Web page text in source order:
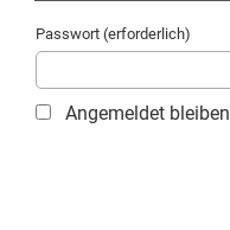
Passwort (erforderlich)
Angemeldet bleiben